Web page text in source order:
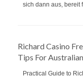
sich dann aus, bereit
Richard Casino
Tips For
Practical Guide to